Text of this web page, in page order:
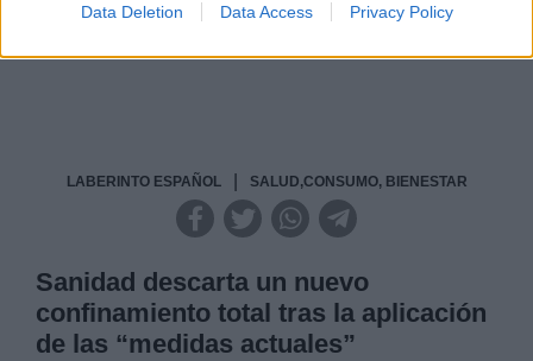
Data Deletion Data Access Privacy Policy
LABERINTO ESPAÑOL SALUD,CONSUMO, BIENESTAR
Sanidad descarta un nuevo
confinamiento total tras la aplicación
de las “medidas actuales”